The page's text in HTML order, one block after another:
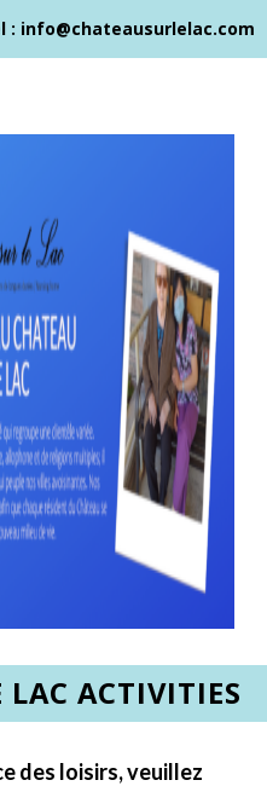
: info@chateausurlelac.com​
LAC ACTIVITIES
des loisirs, veuillez